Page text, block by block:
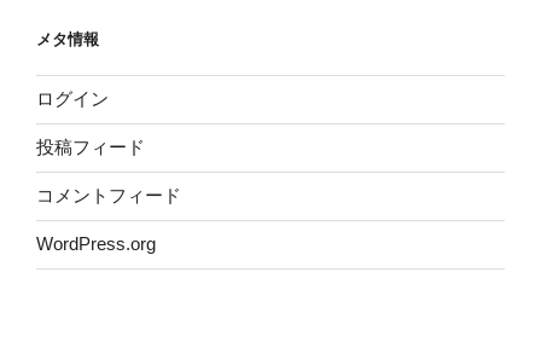
メタ情報
ログイン
投稿フィード
コメントフィード
WordPress.org